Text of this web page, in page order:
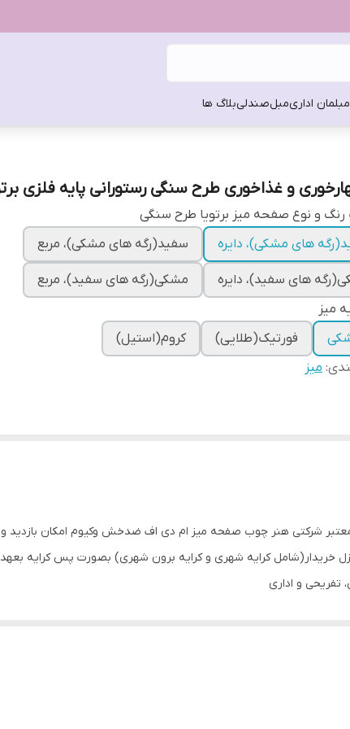
اداریمبلصندلیبلاگ ها
و غذاخوری طرح سنگی رستورانی پایه فلزی
رنگ و نوع صفحه میز برتویا طرح سنگی
های مشکی)، دایره
سفید(رگه های مشکی)، مربع
های سفید)، دایره
مشکی(رگه های سفید)، مربع
میز
فورتیک(طلایی)
کروم(استیل)
: میز
معتبر شرکتی هنر چوب صفحه میز ام دی اف ضدخش وکیوم امکان
خریدار(شامل کرایه شهری و کرایه برون شهری) بصورت پس کرایه
تفریحی و اداری